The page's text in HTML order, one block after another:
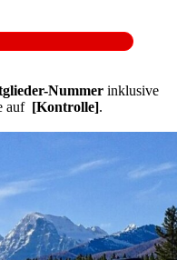
Nummer inklusive
auf [Kontrolle].